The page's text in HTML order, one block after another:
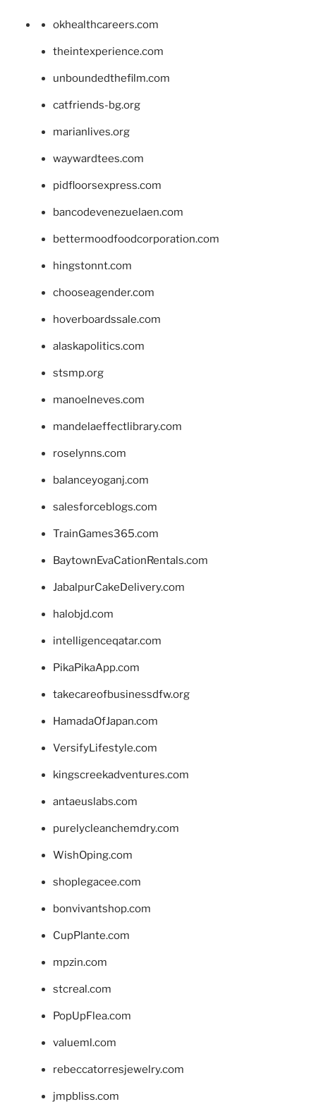
okhealthcareers.com
theintexperience.com
unboundedthefilm.com
catfriends-bg.org
marianlives.org
waywardtees.com
pidfloorsexpress.com
bancodevenezuelaen.com
bettermoodfoodcorporation.com
hingstonnt.com
chooseagender.com
hoverboardssale.com
alaskapolitics.com
stsmp.org
manoelneves.com
mandelaeffectlibrary.com
roselynns.com
balanceyoganj.com
salesforceblogs.com
TrainGames365.com
BaytownEvaCationRentals.com
JabalpurCakeDelivery.com
halobjd.com
intelligenceqatar.com
PikaPikaApp.com
takecareofbusinessdfw.org
HamadaOfJapan.com
VersifyLifestyle.com
kingscreekadventures.com
antaeuslabs.com
purelycleanchemdry.com
WishOping.com
shoplegacee.com
bonvivantshop.com
CupPlante.com
mpzin.com
stcreal.com
PopUpFlea.com
valueml.com
rebeccatorresjewelry.com
jmpbliss.com